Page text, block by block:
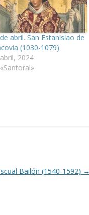
abril. San Estanislao de
(1030-1079)
2024
Bailón (1540-1592) →